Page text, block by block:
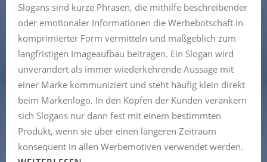
Slogans sind kurze Phrasen, die mithilfe beschreibender
oder emotionaler Informationen die Werbebotschaft in
komprimierter Form vermitteln und maßgeblich zum
langfristigen Imageaufbau beitragen. Ein Slogan wird
unverändert als immer wiederkehrende Aussage mit
einer Marke kommuniziert und steht häufig klein direkt
beim Markenlogo. In den Köpfen der Kunden verankern
sich Slogans nur dann fest mit einem bestimmten
Produkt, wenn sie über einen längeren Zeitraum
konsequent in allen Werbemotiven verwendet werden.